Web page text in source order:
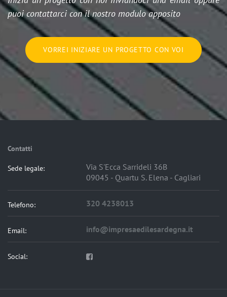
puoi contattarci con il nostro modulo apposito
VORREI INIZIARE UN PROGETTO CON VOI
Contatti
Sede legale:
Via S'Ecca Sarrideli 36B
09045 - Quartu S. Elena - Cagliari
Telefono: 320 4238013
Email: info@impresaedilesardegna.it
Social: